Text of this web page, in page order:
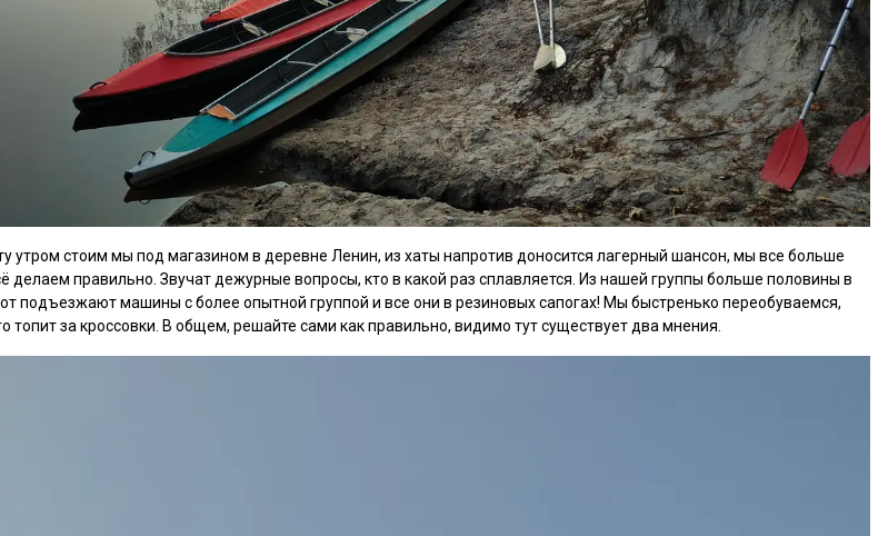
утром стоим мы под магазином в деревне Ленин, из хаты напротив доносится лагерный шансон, мы все больше
делаем правильно. Звучат дежурные вопросы, кто в какой раз сплавляется. Из нашей группы больше половины в
подъезжают машины с более опытной группой и все они в резиновых сапогах! Мы быстренько переобуваемся,
топит за кроссовки. В общем, решайте сами как правильно, видимо тут существует два мнения.